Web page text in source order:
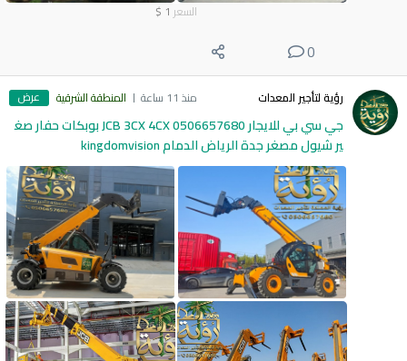
السعر 1
$
0
رؤية لتأجير المعدات منذ 11 ساعة المنطقة الشرقية عرض
جي سي بي للايجار 0506657680 JCB 3CX 4CX بوبكات حفار صغ
ير شيول مصغر جدة الرياض الدمام kingdomvision